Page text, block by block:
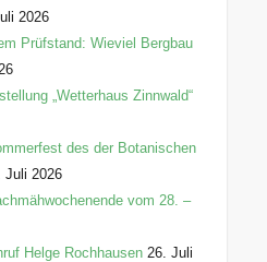
2026
Prüfstand: Wieviel Bergbau
„Wetterhaus Zinnwald“
des der Botanischen
Juli 2026
vom 28. –
Helge Rochhausen 26. Juli